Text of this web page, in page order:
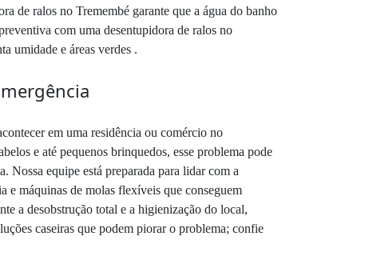
de ralos no Tremembé garante que a água do banho
com uma desentupidora de ralos no
umidade e áreas verdes .
em uma residência ou comércio no
e até pequenos brinquedos, esse problema pode
Nossa equipe está preparada para lidar com a
e máquinas de molas flexíveis que conseguem
a desobstrução total e a higienização do local,
caseiras que podem piorar o problema; confie